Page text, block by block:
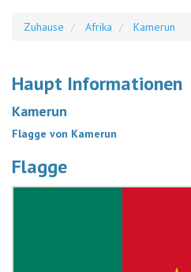
Zuhause Afrika Kamerun
Haupt Informationen
Kamerun
Flagge von Kamerun
Flagge